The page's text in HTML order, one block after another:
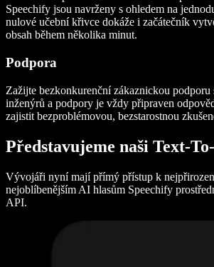
Speechify jsou navrženy s ohledem na
nulové učební křivce dokáže i začátečník
obsah během několika minut.
Podpora
Zažijte bezkonkurenční zákaznickou podporu
inženýrů a podpory je vždy připraven
zajistit bezproblémovou, bezstarostnou
Představujeme naši Text-
Vývojáři nyní mají přímý přístup k
nejoblíbenějším AI hlasům Speechify
API.